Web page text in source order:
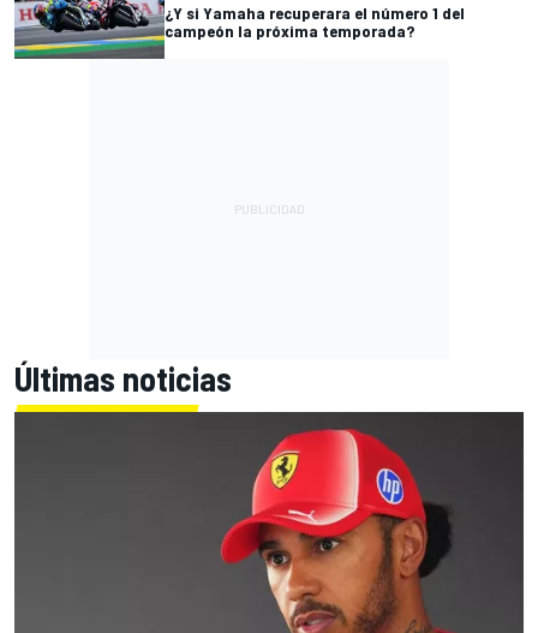
¿Y si Yamaha recuperara el número 1 del
campeón la próxima temporada?
Últimas noticias